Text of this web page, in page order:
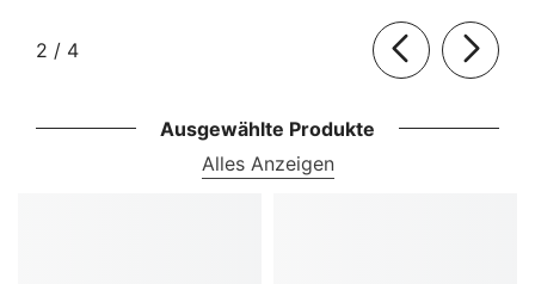
2 / von
4
Ausgewählte Produkte
Alles Anzeigen